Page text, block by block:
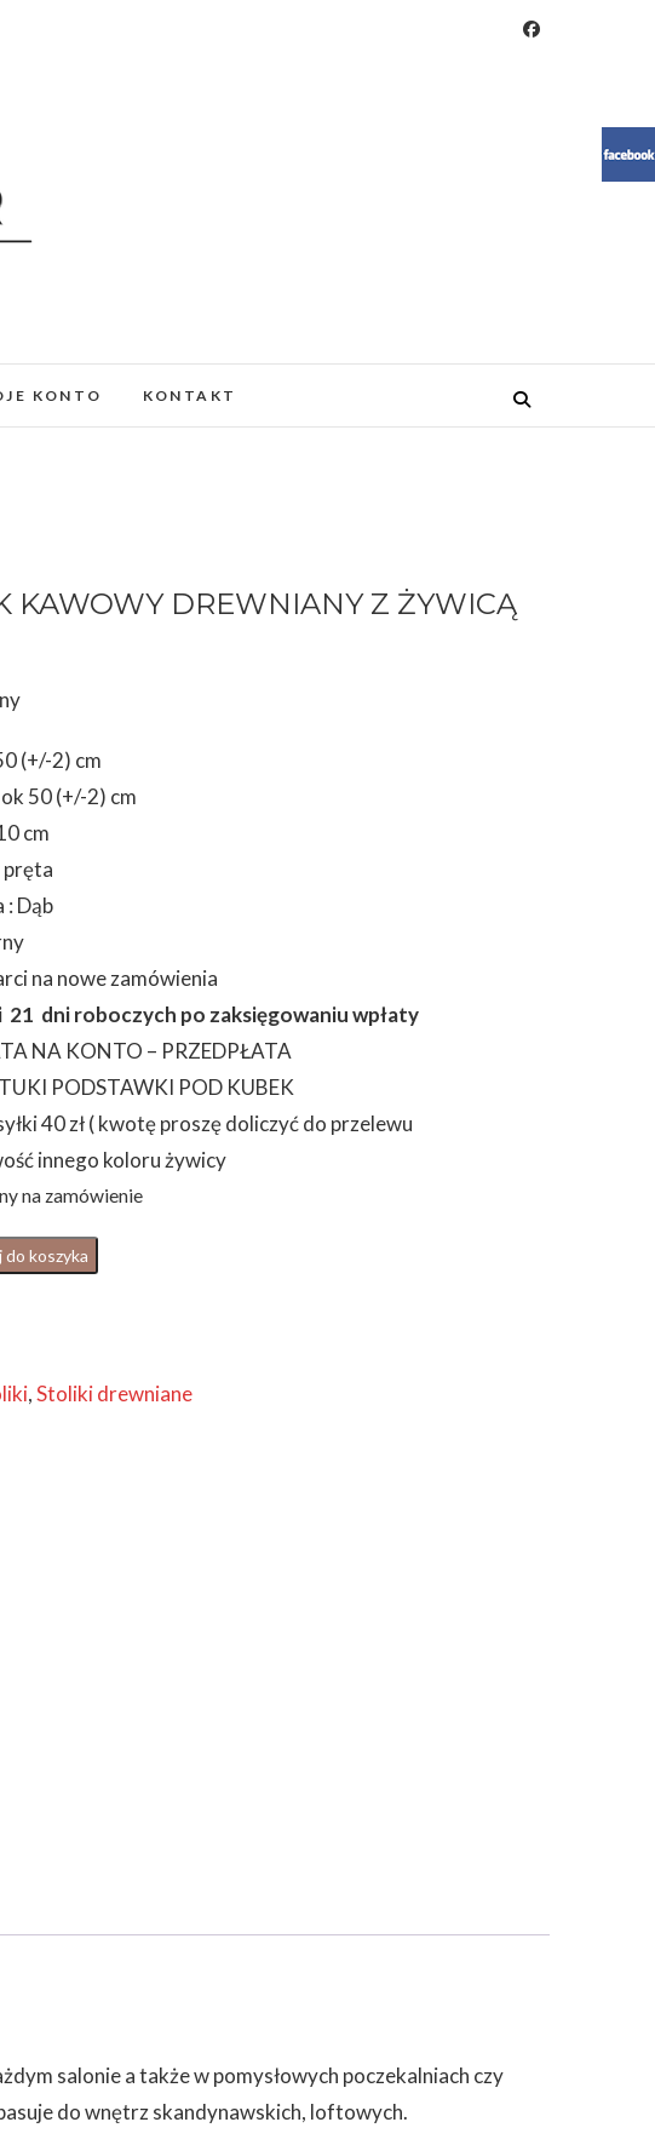
KONTO KONTAKT
KAWOWY DREWNIANY Z ŻYWICĄ
(+/-2) cm
50 (+/-2) cm
cm
pręta
: Dąb
na nowe zamówienia
21 dni roboczych po zaksięgowaniu wpłaty
NA KONTO – PRZEDPŁATA
PODSTAWKI POD KUBEK
40 zł ( kwotę proszę doliczyć do przelewu
innego koloru żywicy
na zamówienie
do koszyka
,Stoliki drewniane
salonie a także w pomysłowych poczekalniach czy
do wnętrz skandynawskich, loftowych.